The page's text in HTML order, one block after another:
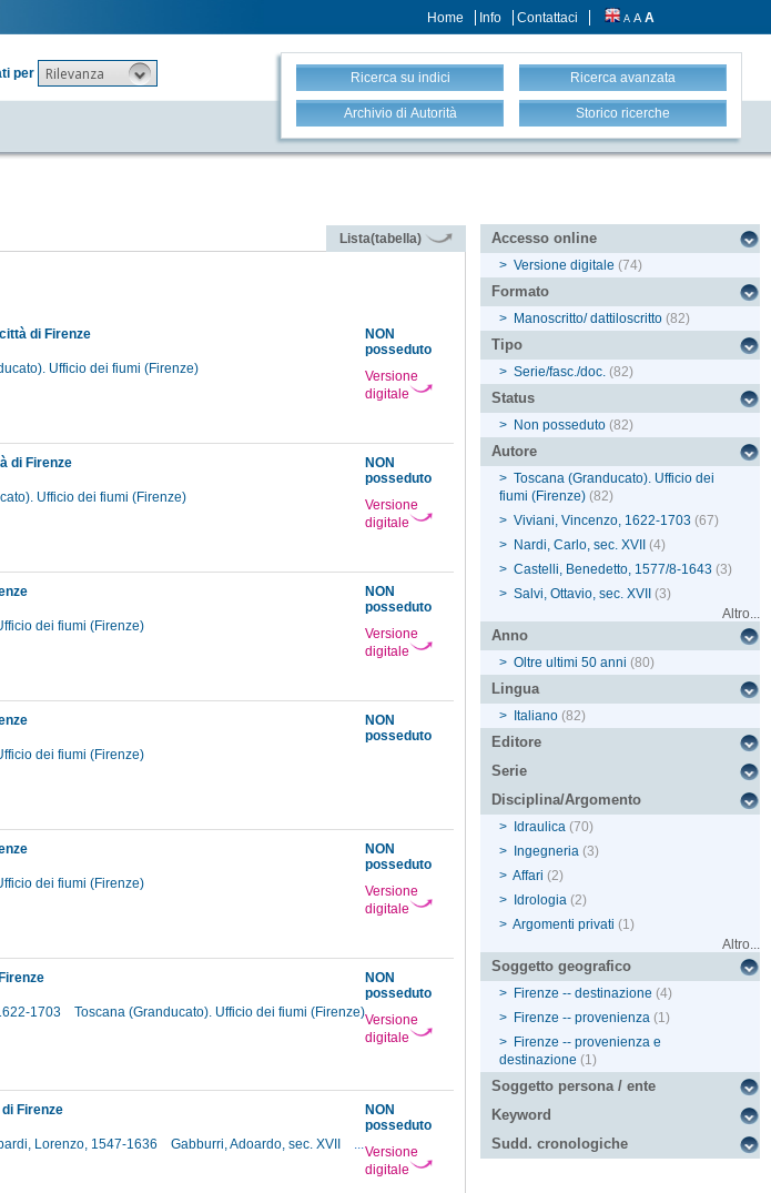
Home Info Contattaci A A A
per Rilevanza Ricerca su indici Ricerca avanzata
Archivio di Autorità Storico ricerche
Lista(tabella)
NON
posseduto
Versione
digitale
di Firenze
Ufficio dei fiumi (Firenze)
NON
posseduto
Versione
digitale
di Firenze
Ufficio dei fiumi (Firenze)
NON
posseduto
Versione
digitale
dei fiumi (Firenze)
NON
posseduto
dei fiumi (Firenze)
NON
posseduto
Versione
digitale
dei fiumi (Firenze)
NON
posseduto
Versione
digitale
1703
Toscana (Granducato). Ufficio dei fiumi (Firenze)
NON
posseduto
Versione
digitale
Firenze
Lorenzo, 1547-1636 Gabburri, Adoardo, sec. XVII
...
Accesso online
> Versione digitale (74)
Formato
> Manoscritto/ dattiloscritto (82)
Tipo
> Serie/fasc./doc. (82)
Status
> Non posseduto (82)
Autore
> Toscana (Granducato). Ufficio dei
fiumi (Firenze) (82)
> Viviani, Vincenzo, 1622-1703 (67)
> Nardi, Carlo, sec. XVII
(4)
> Castelli, Benedetto, 1577/8-1643 (3)
> Salvi, Ottavio, sec. XVII
(3)
Altro...
Anno
> Oltre ultimi 50 anni (80)
Lingua
> Italiano (82)
Editore
Serie
Disciplina/Argomento
> Idraulica (70)
>
Ingegneria (3)
> Affari (2)
>
Idrologia (2)
> Argomenti privati (1)
Altro...
Soggetto geografico
> Firenze -- destinazione (4)
> Firenze -- provenienza (1)
> Firenze -- provenienza e
destinazione (1)
Soggetto persona / ente
Keyword
Sudd. cronologiche